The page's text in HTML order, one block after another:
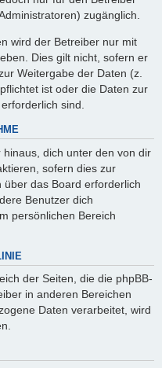
zugänglich.
wird der Betreiber nur mit
Dies gilt nicht, sofern er
Weitergabe der Daten (z.
ist oder die Daten zur
sind.
dich unter den von dir
sofern dies zur
das Board erforderlich
Benutzer dich
persönlichen Bereich
der Seiten, die die phpBB-
in anderen Bereichen
Daten verarbeitet, wird